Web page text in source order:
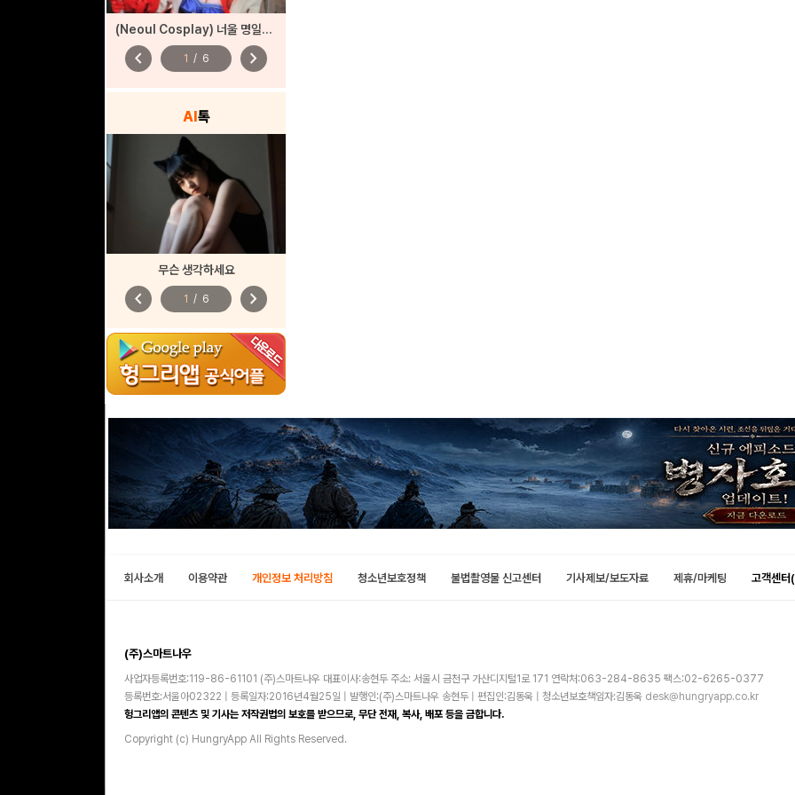
(Neoul Cosplay) 너울 명일방주
chevron_left 1 / 6 chevron_right
AI톡
무슨 생각하세요
chevron_left 1 / 6 chevron_right
회사소개 이용약관 개인정보 처리방침 청소년보호정책 불법촬영물 신고센터 기사제보/보도자료 제휴/마케팅 고객센
(주)스마트나우
사업자등록번호:119-86-61101 (주)스마트나우 대표이사:송현두 주소: 서울시 금천구 가산디지털1로 171 연락처:063-284-8635 팩스:02-6265-0377
등록번호:서울아02322 | 등록일자:2016년4월25일 | 발행인:(주)스마트나우 송현두 | 편집인:김동욱 | 청소년보호책임자:김동욱 desk@hungryapp.co.kr
헝그리앱의 콘텐츠 및 기사는 저작권법의 보호를 받으므로, 무단 전재, 복사, 배포 등을 금합니다.
Copyright (c) HungryApp All Rights Reserved.